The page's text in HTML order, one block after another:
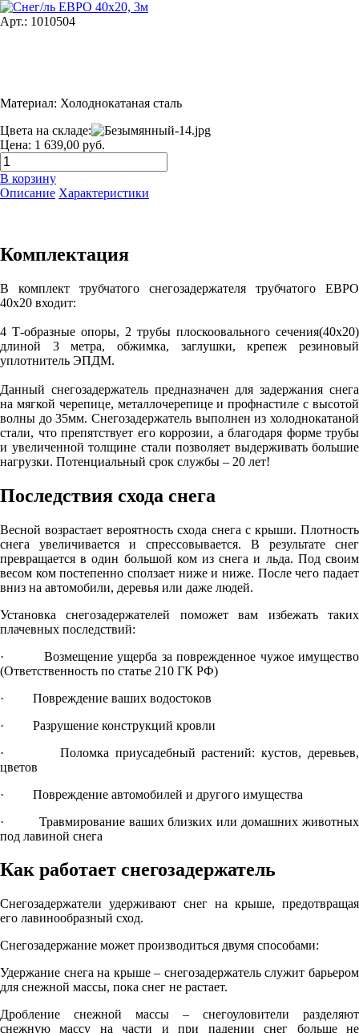
Арт.: 1010504
Материал: Холоднокатаная сталь
Цвета на складе:
Цена: 1 639,00 руб.
В корзину
Описание Характеристики
Комплектация
В комплект трубчатого снегозадержателя трубчатого ЕВРО
40х20 входит:
4 Т-образные опоры, 2 трубы плоскоовального сечения(40х20)
длиной 3 метра, обжимка, заглушки, крепеж резиновый
уплотнитель ЭПДМ.
Данный снегозадержатель предназначен для задержания снега
на мягкой черепице, металлочерепице и профнастиле с высотой
волны до 35мм. Снегозадержатель выполнен из холоднокатаной
стали, что препятствует его коррозии, а благодаря форме трубы
и увеличенной толщине стали позволяет выдерживать большие
нагрузки. Потенциальный срок службы – 20 лет!
Последствия схода снега
Весной возрастает вероятность схода снега с крыши. Плотность
снега увеличивается и спрессовывается. В результате снег
превращается в один большой ком из снега и льда. Под своим
весом ком постепенно сползает ниже и ниже. После чего падает
вниз на автомобили, деревья или даже людей.
Установка снегозадержателей поможет вам избежать таких
плачевных последствий:
· Возмещение ущерба за поврежденное чужое имущество
(Ответственность по статье 210 ГК РФ)
· Повреждение ваших водостоков
· Разрушение конструкций кровли
· Поломка приусадебный растений: кустов, деревьев,
цветов
· Повреждение автомобилей и другого имущества
· Травмирование ваших близких или домашних животных
под лавиной снега
Как работает снегозадержатель
Снегозадержатели удерживают снег на крыше, предотвращая
его лавинообразный сход.
Снегозадержание может производиться двумя способами:
Удержание снега на крыше – снегозадержатель служит барьером
для снежной массы, пока снег не растает.
Дробление снежной массы – снегоуловители разделяют
снежную массу на части и при падении снег больше не